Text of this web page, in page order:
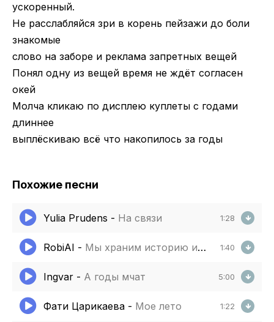
ускоренный.
Не расслабляйся зри в корень пейзажи до боли
знакомые
слово на заборе и реклама запретных вещей
Понял одну из вещей время не ждёт согласен
окей
Молча кликаю по дисплею куплеты с годами
длиннее
выплёскиваю всё что накопилось за годы
Похожие песни
Yulia Prudens - На связи 1:28
RobiAI - Мы храним историю и память имена героев и судьбы 1:40
Ingvar - А годы мчат 5:00
Фати Царикаева - Мое лето 1:22